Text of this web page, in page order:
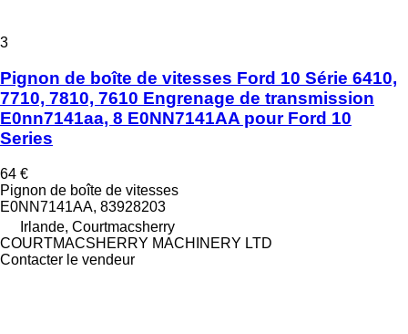
3
Pignon de boîte de vitesses Ford 10 Série 6410,
7710, 7810, 7610 Engrenage de transmission
E0nn7141aa, 8 E0NN7141AA pour Ford 10
Series
64 €
Pignon de boîte de vitesses
E0NN7141AA, 83928203
Irlande, Courtmacsherry
COURTMACSHERRY MACHINERY LTD
Contacter le vendeur